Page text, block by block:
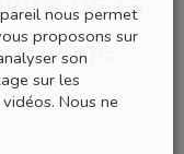
Vierge
nous permet
proposons sur
son
sur les
Nous ne